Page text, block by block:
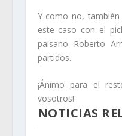
Y como no, también
este caso con el
paisano Roberto
partidos.
¡Ánimo para el
vosotros!
NOTICIAS